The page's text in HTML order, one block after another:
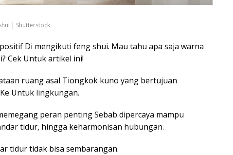
| Shutterstock
Di mengikuti feng shui. Mau tahu apa saja warna
Cek Untuk artikel ini!
ruang asal Tiongkok kuno yang bertujuan
Untuk lingkungan.
peran penting Sebab dipercaya mampu
tidur, hingga keharmonisan hubungan.
tidur tidak bisa sembarangan.